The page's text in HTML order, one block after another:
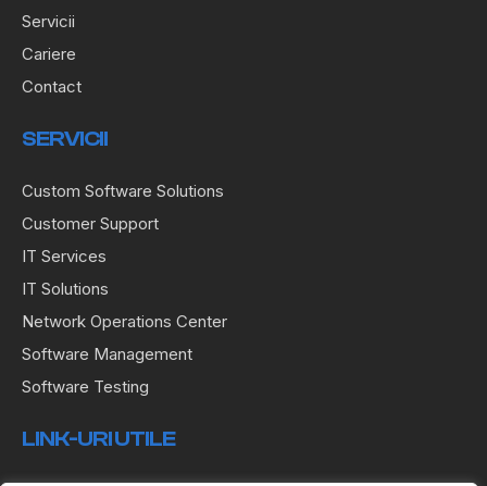
Servicii
Cariere
Contact
SERVICII
Custom Software Solutions
Customer Support
IT Services
IT Solutions
Network Operations Center
Software Management
Software Testing
LINK-URI UTILE